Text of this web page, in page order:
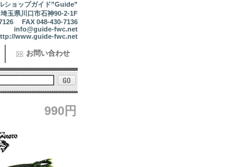
ショップガイド”Guide”
埼玉県川口市石神90-2-1F
FAX 048-430-7136
info@guide-fwc.net
www.guide-fwc.net
お問い合わせ
990円